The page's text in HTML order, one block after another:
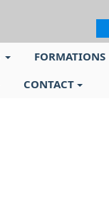
FORMATIONS
CONTACT